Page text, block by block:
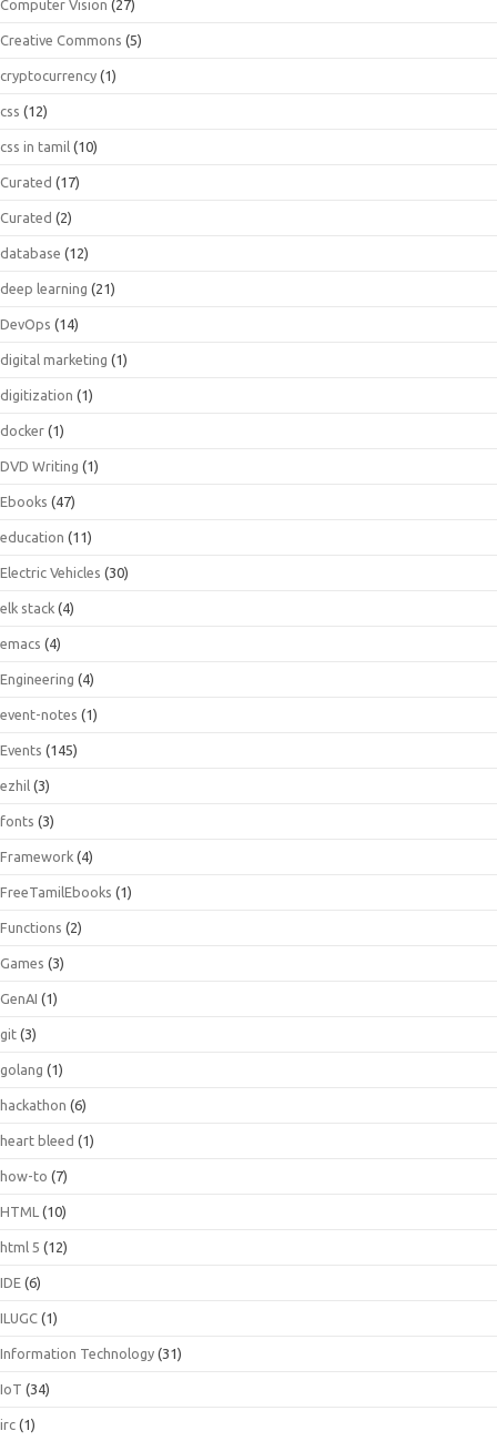
Computer Vision (27)
Creative Commons (5)
cryptocurrency (1)
css (12)
css in tamil (10)
Curated (17)
Curated (2)
database (12)
deep learning (21)
DevOps (14)
digital marketing (1)
digitization (1)
docker (1)
DVD Writing (1)
Ebooks (47)
education (11)
Electric Vehicles (30)
elk stack (4)
emacs (4)
Engineering (4)
event-notes (1)
Events (145)
ezhil (3)
fonts (3)
Framework (4)
FreeTamilEbooks (1)
Functions (2)
Games (3)
GenAI (1)
git (3)
golang (1)
hackathon (6)
heart bleed (1)
how-to (7)
HTML (10)
html 5 (12)
IDE (6)
ILUGC (1)
Information Technology (31)
IoT (34)
irc (1)